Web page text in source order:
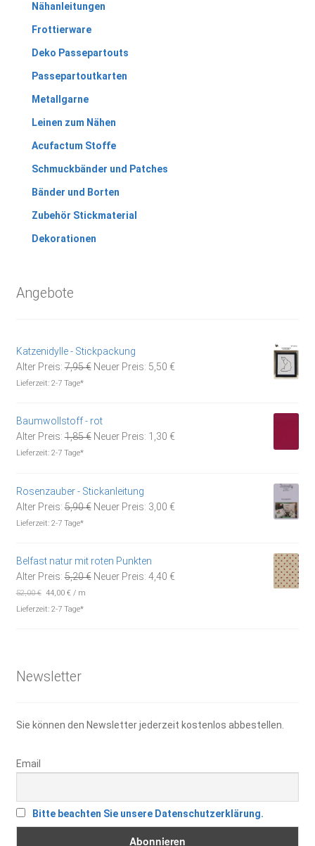
Nähanleitungen
Frottierware
Deko Passepartouts
Passepartoutkarten
Metallgarne
Leinen zum Nähen
Acufactum Stoffe
Schmuckbänder und Patches
Bänder und Borten
Zubehör Stickmaterial
Dekorationen
Angebote
Katzenidylle - Stickpackung
Alter Preis: 7,95€ Ursprünglicher
Neuer Preis: 5,50 €Aktueller
Lieferzeit: 2-7 Tage*
Baumwollstoff - rot
Alter Preis: 1,85€ Ursprünglicher
Neuer Preis: 1,30 €Aktueller
Lieferzeit: 2-7 Tage*
Rosenzauber - Stickanleitung
Alter Preis: 5,90€ Ursprünglicher
Neuer Preis: 3,00 €Aktueller
Lieferzeit: 2-7 Tage*
Belfast natur mit roten Punkten
Alter Preis: 5,20€ Ursprünglicher
Neuer Preis: 4,40 €Aktueller
52,00€ 44,00€ / m
Lieferzeit: 2-7 Tage*
Newsletter
Sie können den Newsletter jederzeit kostenlos abbestellen.
Email
Bitte beachten Sie unsere Datenschutzerklärung.